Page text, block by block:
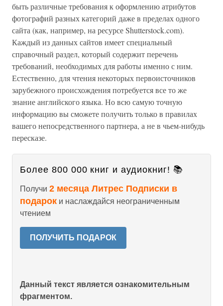
быть различные требования к оформлению атрибутов
фотографий разных категорий даже в пределах одного
сайта (как, например, на ресурсе Shutterstock.com).
Каждый из данных сайтов имеет специальный
справочный раздел, который содержит перечень
требований, необходимых для работы именно с ним.
Естественно, для чтения некоторых первоисточников
зарубежного происхождения потребуется все то же
знание английского языка. Но всю самую точную
информацию вы сможете получить только в правилах
вашего непосредственного партнера, а не в чьем-нибудь
пересказе.
Более 800 000 книг и аудиокниг! 📚
Получи 2 месяца Литрес Подписки в
подарок и наслаждайся неограниченным
чтением
ПОЛУЧИТЬ ПОДАРОК
Данный текст является ознакомительным
фрагментом.